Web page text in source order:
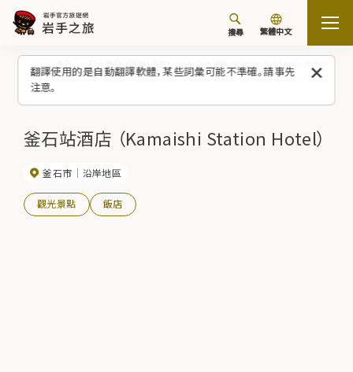
翻譯使用的是自動翻譯軟體，某些詞彙可能不準確。請事先
注意。
搜尋 繁體中文
觀光景點／體驗（清單）
釜石站酒店 （Kamaishi Station Hotel）
釜石市 沿岸地區
觀光景點 飯店